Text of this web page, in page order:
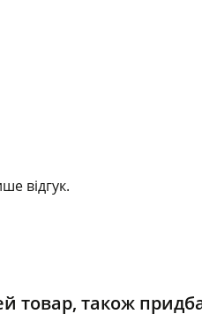
відгук.
товар, також